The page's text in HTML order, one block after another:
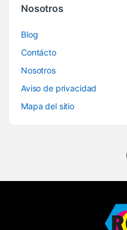
Nosotros
Blog
Contácto
Nosotros
Aviso de privacidad
Mapa del sitio